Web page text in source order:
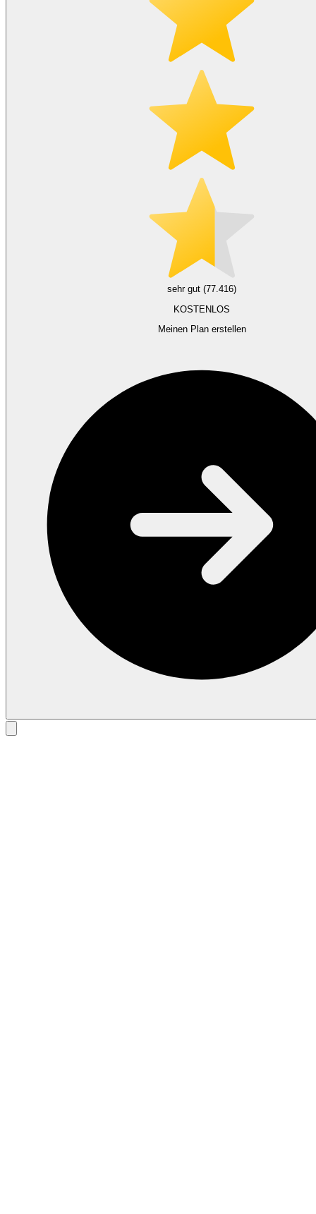
sehr gut (77.416)
KOSTENLOS
Meinen Plan erstellen